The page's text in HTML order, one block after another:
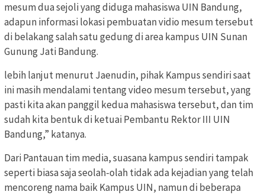
mesum dua sejoli yang diduga mahasiswa UIN Bandung,
adapun informasi lokasi pembuatan vidio mesum tersebut
di belakang salah satu gedung di area kampus UIN Sunan
Gunung Jati Bandung.
lebih lanjut menurut Jaenudin, pihak Kampus sendiri saat
ini masih mendalami tentang video mesum tersebut, yang
pasti kita akan panggil kedua mahasiswa tersebut, dan tim
sudah kita bentuk di ketuai Pembantu Rektor III UIN
Bandung,” katanya.
Dari Pantauan tim media, suasana kampus sendiri tampak
seperti biasa saja seolah-olah tidak ada kejadian yang telah
mencoreng nama baik Kampus UIN, namun di beberapa